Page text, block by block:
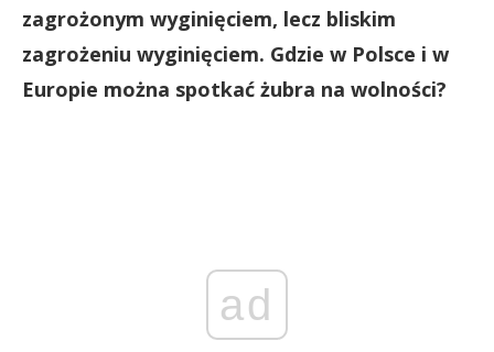
zagrożonym wyginięciem, lecz bliskim
zagrożeniu wyginięciem. Gdzie w Polsce i w
Europie można spotkać żubra na wolności?
ad